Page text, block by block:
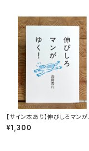
【サイン本あり】伸びしろマンが
く！
¥1,300